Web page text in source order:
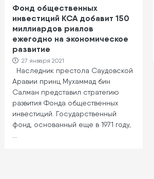
Фонд общественных
инвестиций КСА добавит 150
миллиардов риалов
ежегодно на экономическое
развитие
27 января 2021
Наследник престола Саудовской
Аравии принц Мухаммад бин
Салман представил стратегию
развития Фонда общественных
инвестиций. Государственный
фонд, основанный еще в 1971 году,
…